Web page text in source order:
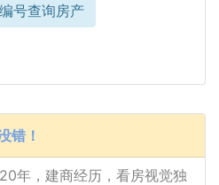
号查询房产
错！
年，建商经历，看房视觉独